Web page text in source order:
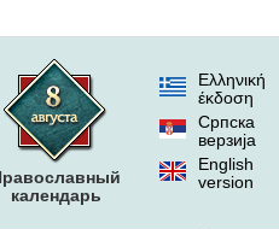
календарь
Ελληνική
έκδοση
Српска
верзиjа
English
version